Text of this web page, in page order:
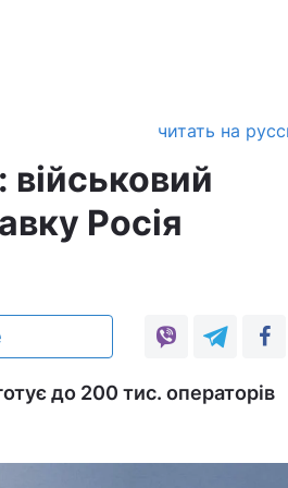
читать на
Росія
до 200 тис. операторів